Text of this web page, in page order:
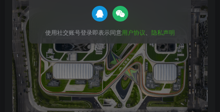
使用社交账号登录即表示同意用户协议 隐私声明